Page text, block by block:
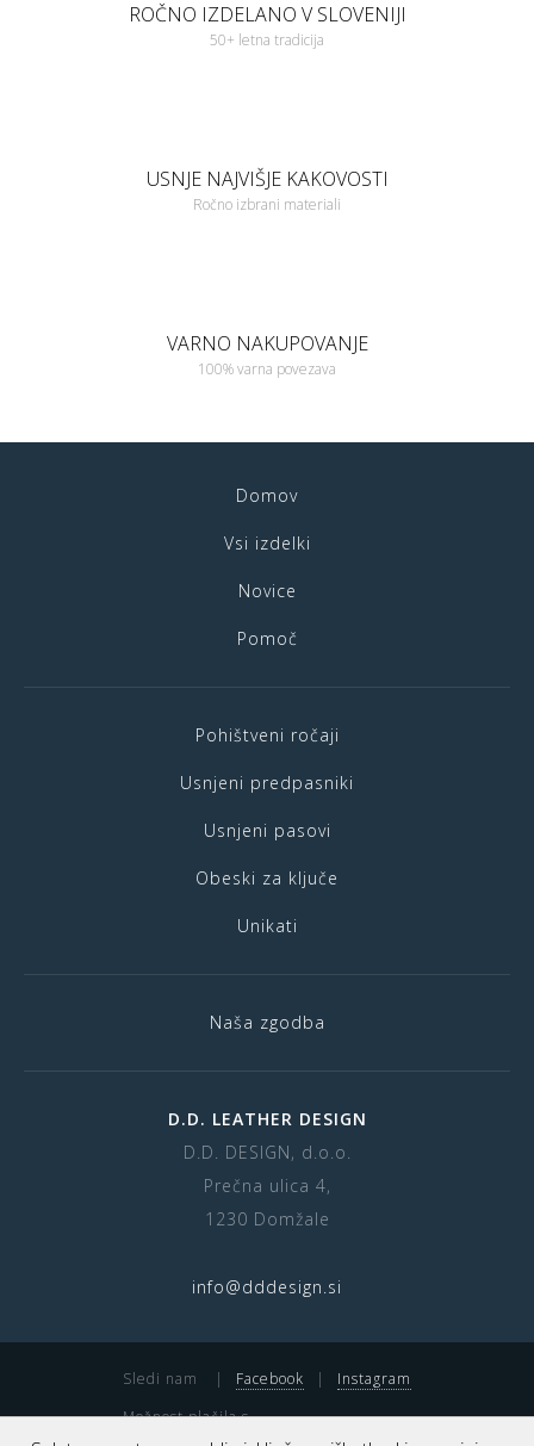
ROČNO IZDELANO V SLOVENIJI
50+ letna tradicija
USNJE NAJVIŠJE KAKOVOSTI
Ročno izbrani materiali
VARNO NAKUPOVANJE
100% varna povezava
Domov
Vsi izdelki
Novice
Pomoč
Pohištveni ročaji
Usnjeni predpasniki
Usnjeni pasovi
Obeski za ključe
Unikati
Naša zgodba
D.D. LEATHER DESIGN
D.D. DESIGN, d.o.o.
Prečna ulica 4,
1230 Domžale
info@dddesign.si
Sledi nam | Facebook |
Instagram
Možnost plačila s